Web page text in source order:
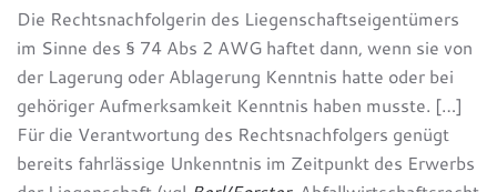
Die Rechtsnachfolgerin des Liegenschaftseigentümers
im Sinne des § 74 Abs 2 AWG haftet dann, wenn sie von
der Lagerung oder Ablagerung Kenntnis hatte oder bei
gehöriger Aufmerksamkeit Kenntnis haben musste. […]
Für die Verantwortung des Rechtsnachfolgers genügt
bereits fahrlässige Unkenntnis im Zeitpunkt des Erwerbs